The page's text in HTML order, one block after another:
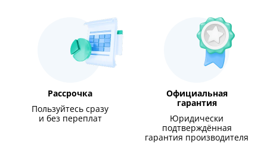
Рассрочка
Пользуйтесь сразу
и без переплат
Официальная
гарантия
Юридически
подтверждённая
гарантия производителя